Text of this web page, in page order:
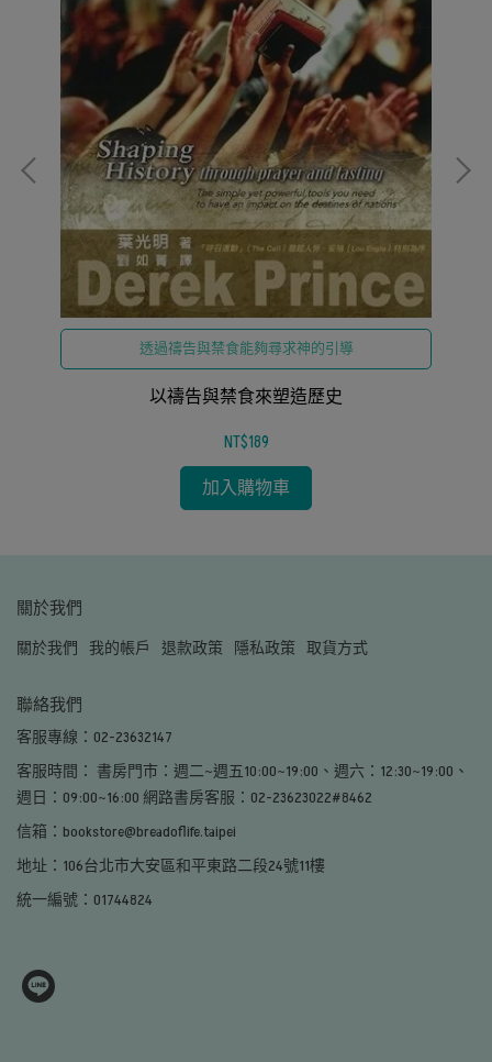
透過禱告與禁食能夠尋求神的引導
以禱告與禁食來塑造歷史
NT$189
加入購物車
關於我們
關於我們 我的帳戶 退款政策 隱私政策 取貨方式
聯絡我們
客服專線：02-23632147
客服時間： 書房門市：週二~週五10:00~19:00、週六：12:30~19:00、
週日：09:00~16:00 網路書房客服：02-23623022#8462
信箱：bookstore@breadoflife.taipei
地址：106台北市大安區和平東路二段24號11樓
統一編號：01744824